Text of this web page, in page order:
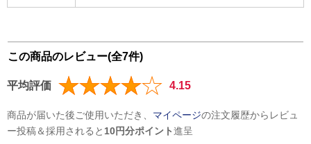
この商品のレビュー(全7件)
平均評価 4.15
商品が届いた後ご使用いただき、 マイページの注文履歴からレビュ
ー投稿＆採用されると 10円分ポイント進呈